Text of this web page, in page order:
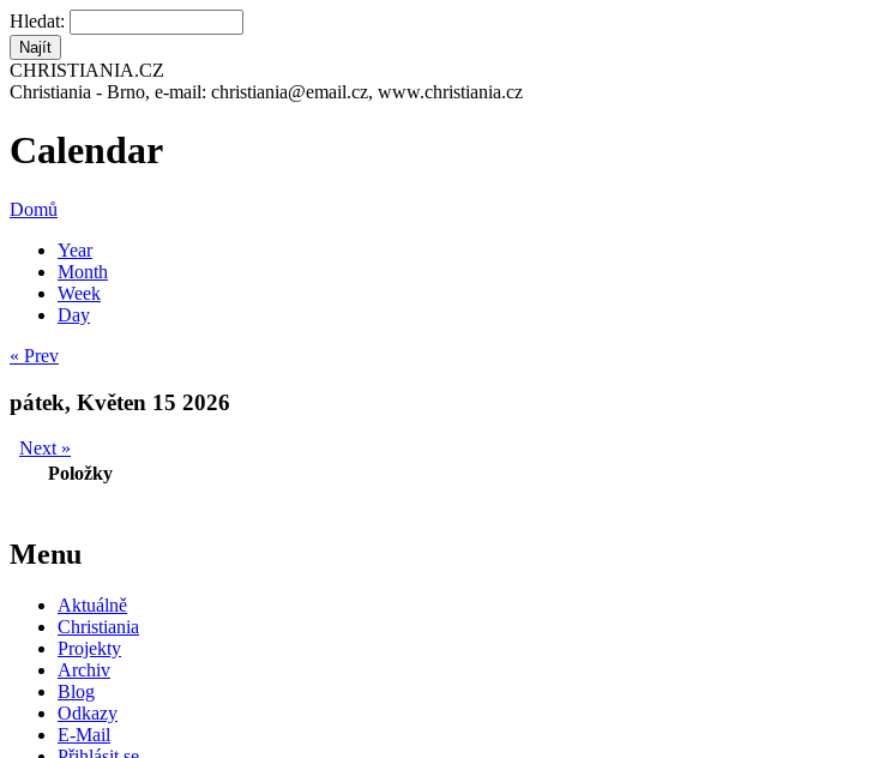
Hledat:
CHRISTIANIA.CZ
Christiania - Brno, e-mail: christiania@email.cz, www.christiania.cz
Calendar
Domů
Year
Month
Week
Day
« Prev
pátek, Květen 15 2026
Next »
Položky
Menu
Aktuálně
Christiania
Projekty
Archiv
Blog
Odkazy
E-Mail